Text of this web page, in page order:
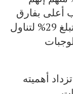
أعلى بفارق
كبير عن المتوسطات العالمية التي تبلغ 29% لتناول
لطلب الوجبات
أهميته